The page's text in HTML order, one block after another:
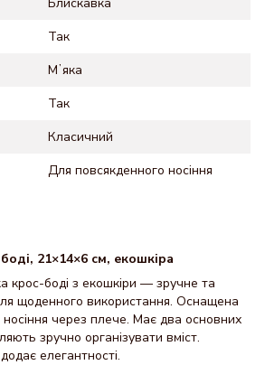
Так
Мʼяка
Так
Класичний
Для повсякденного носіння
21×14×6 см, екошкіра
крос-боді з екошкіри — зручне та
щоденного використання. Оснащена
через плече. Має два основних
зручно організувати вміст.
елегантності.